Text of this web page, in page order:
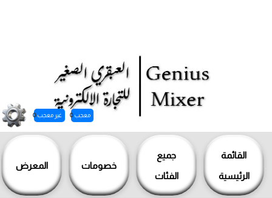
القائمة
الرئيسية
جميع
الفئات
خصومات المعرض
معجب 0 غير معجب 0
تخطي